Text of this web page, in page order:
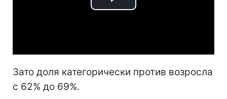
Play
Зато доля категорически против возросла
с 62% до 69%.